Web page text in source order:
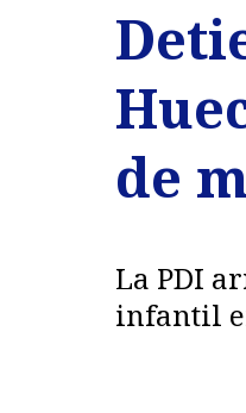
de
La PDI
infantil